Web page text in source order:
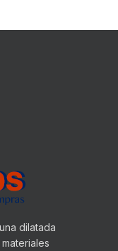
dilatada